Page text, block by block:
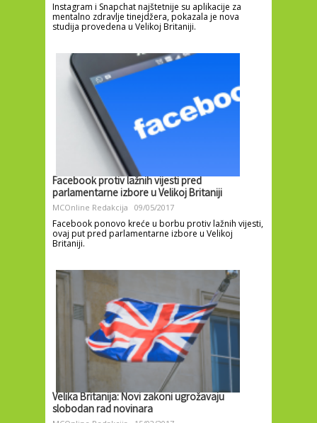
Instagram i Snapchat najštetnije su aplikacije za
mentalno zdravlje tinejdžera, pokazala je nova
studija provedena u Velikoj Britaniji.
Facebook protiv lažnih vijesti pred
parlamentarne izbore u Velikoj Britaniji
MCOnline Redakcija 09/05/2017
Facebook ponovo kreće u borbu protiv lažnih vijesti,
ovaj put pred parlamentarne izbore u Velikoj
Britaniji.
Velika Britanija: Novi zakoni ugrožavaju
slobodan rad novinara